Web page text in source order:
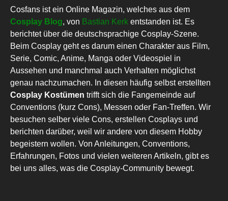
Cosfans ist ein Online Magazin, welches aus dem
Cosplay Blog, von Bastian Kerk entstanden ist. Es
berichtet über die deutschsprachige Cosplay-Szene.
Beim Cosplay geht es darum einen Charakter aus Film,
Serie, Comic, Anime, Manga oder Videospiel in
Aussehen und manchmal auch Verhalten möglichst
genau nachzumachen. In diesen häufig selbst erstellten
Cosplay Kostümen trifft sich die Fangemeinde auf
Conventions (kurz Cons), Messen oder Fan-Treffen. Wir
besuchen selber viele Cons, erstellen Cosplays und
berichten darüber, weil wir andere von diesem Hobby
begeistern wollen. Von Anleitungen, Conventions,
Erfahrungen, Fotos und vielen weiteren Artikeln, gibt es
bei uns alles, was die Cosplay-Community bewegt.